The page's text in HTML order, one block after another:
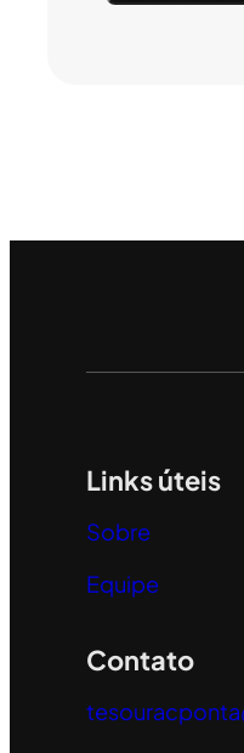
Links úteis
Sobre
Equipe
Contato